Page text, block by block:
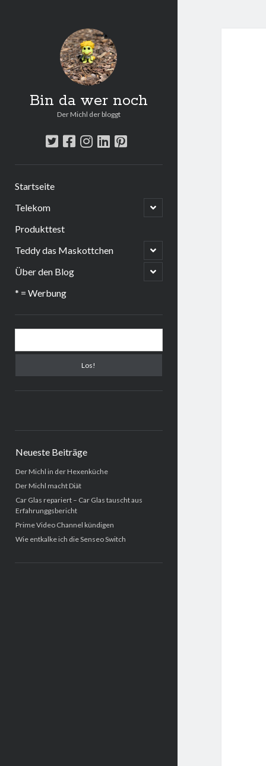
Bin da wer noch
Der Michl der bloggt
twitter
facebook
instagram
linkedin
pinterest
Startseite
Telekom
open
child
Produkttest
Teddy das Maskottchen
open
child
menu
Über den Blog
open
child
* = Werbung
Sidebar
Neueste Beiträge
Der Michl in der Hexenküche
Der Michl macht Diät
Car Glas repariert – Car Glas tauscht aus
Erfahrunggsbericht
Prime Video Channel kündigen
Wie entkalke ich die Senseo Switch